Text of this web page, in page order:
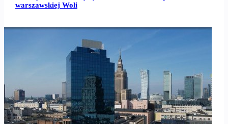
warszawskiej Woli